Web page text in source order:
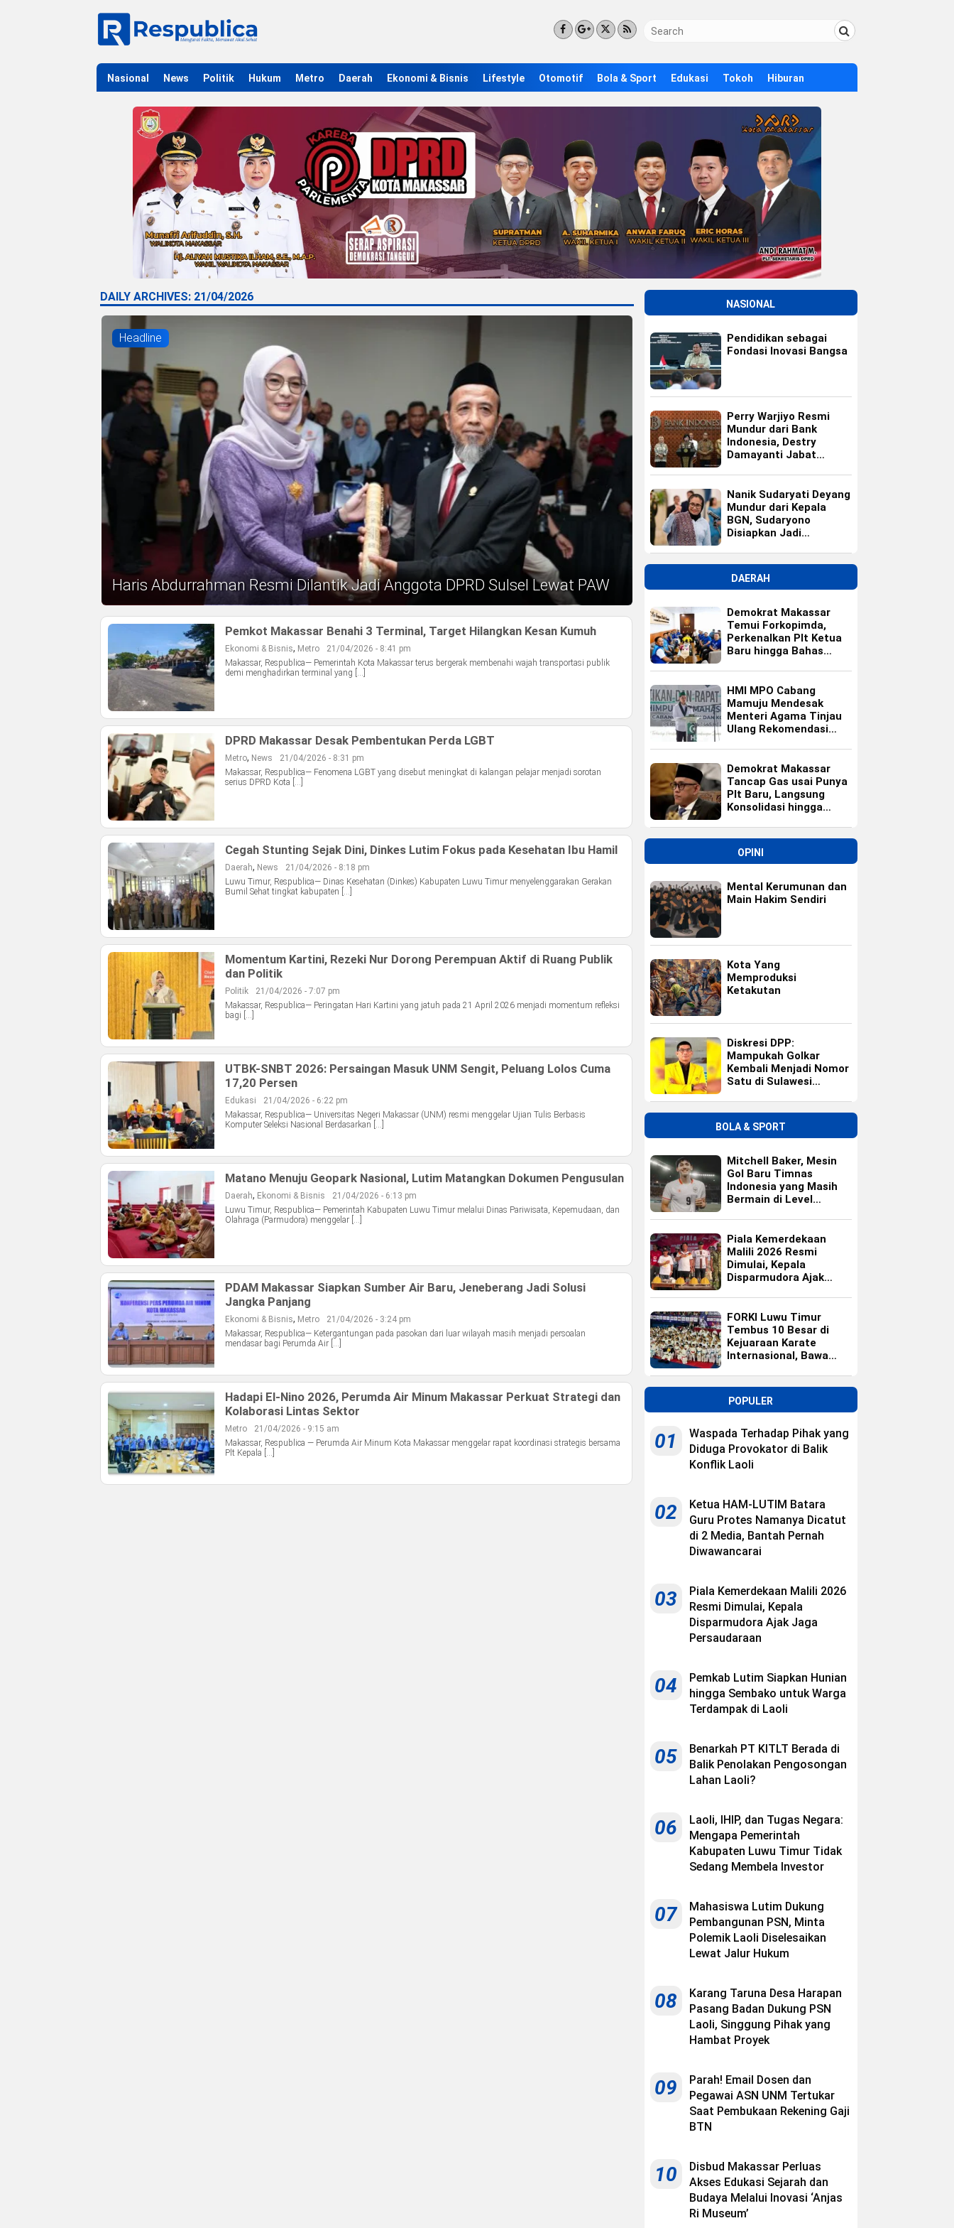
Nasional News Politik Hukum Metro Daerah Ekonomi & Bisnis Lifestyle Otomotif Bola & Sport Edukasi Tokoh Hiburan
DAILY ARCHIVES: 21/04/2026
Headline
Haris Abdurrahman Resmi Dilantik Jadi Anggota DPRD Sulsel Lewat PAW
Pemkot Makassar Benahi 3 Terminal, Target Hilangkan Kesan Kumuh
Ekonomi & Bisnis, Metro
21/04/2026 - 8:41 pm
Makassar, Respublica— Pemerintah Kota Makassar terus bergerak membenahi wajah transportasi publik
demi menghadirkan terminal yang […]
DPRD Makassar Desak Pembentukan Perda LGBT
Metro, News
21/04/2026 - 8:31 pm
Makassar, Respublica— Fenomena LGBT yang disebut meningkat di kalangan pelajar menjadi sorotan
serius DPRD Kota […]
Cegah Stunting Sejak Dini, Dinkes Lutim Fokus pada Kesehatan Ibu Hamil
Daerah, News
21/04/2026 - 8:18 pm
Luwu Timur, Respublica— Dinas Kesehatan (Dinkes) Kabupaten Luwu Timur menyelenggarakan Gerakan
Bumil Sehat tingkat kabupaten […]
Momentum Kartini, Rezeki Nur Dorong Perempuan Aktif di Ruang Publik
dan Politik
Politik
21/04/2026 - 7:07 pm
Makassar, Respublica— Peringatan Hari Kartini yang jatuh pada 21 April 2026 menjadi momentum refleksi
bagi […]
UTBK-SNBT 2026: Persaingan Masuk UNM Sengit, Peluang Lolos Cuma
17,20 Persen
Edukasi
21/04/2026 - 6:22 pm
Makassar, Respublica— Universitas Negeri Makassar (UNM) resmi menggelar Ujian Tulis Berbasis
Komputer Seleksi Nasional Berdasarkan […]
Matano Menuju Geopark Nasional, Lutim Matangkan Dokumen Pengusulan
Daerah, Ekonomi & Bisnis
21/04/2026 - 6:13 pm
Luwu Timur, Respublica— Pemerintah Kabupaten Luwu Timur melalui Dinas Pariwisata, Kepemudaan, dan
Olahraga (Parmudora) menggelar […]
PDAM Makassar Siapkan Sumber Air Baru, Jeneberang Jadi Solusi
Jangka Panjang
Ekonomi & Bisnis, Metro
21/04/2026 - 3:24 pm
Makassar, Respublica— Ketergantungan pada pasokan dari luar wilayah masih menjadi persoalan
mendasar bagi Perumda Air […]
Hadapi El-Nino 2026, Perumda Air Minum Makassar Perkuat Strategi dan
Kolaborasi Lintas Sektor
Metro
21/04/2026 - 9:15 am
Makassar, Respublica — Perumda Air Minum Kota Makassar menggelar rapat koordinasi strategis bersama
Plt Kepala […]
NASIONAL
Pendidikan sebagai
Fondasi Inovasi Bangsa
Perry Warjiyo Resmi
Mundur dari Bank
Indonesia, Destry
Damayanti Jabat
Nanik Sudaryati Deyang
Mundur dari Kepala
BGN, Sudaryono
Disiapkan Jadi
DAERAH
Demokrat Makassar
Temui Forkopimda,
Perkenalkan Plt Ketua
Baru hingga Bahas
HMI MPO Cabang
Mamuju Mendesak
Menteri Agama Tinjau
Ulang Rekomendasi
Demokrat Makassar
Tancap Gas usai Punya
Plt Baru, Langsung
Konsolidasi hingga
OPINI
Mental Kerumunan dan
Main Hakim Sendiri
Kota Yang
Memproduksi
Ketakutan
Diskresi DPP:
Mampukah Golkar
Kembali Menjadi Nomor
Satu di Sulawesi
BOLA & SPORT
Mitchell Baker, Mesin
Gol Baru Timnas
Indonesia yang Masih
Bermain di Level
Piala Kemerdekaan
Malili 2026 Resmi
Dimulai, Kepala
Disparmudora Ajak
FORKI Luwu Timur
Tembus 10 Besar di
Kejuaraan Karate
Internasional, Bawa
POPULER
01
Waspada Terhadap Pihak yang
Diduga Provokator di Balik
Konflik Laoli
02
Ketua HAM-LUTIM Batara
Guru Protes Namanya Dicatut
di 2 Media, Bantah Pernah
Diwawancarai
03
Piala Kemerdekaan Malili 2026
Resmi Dimulai, Kepala
Disparmudora Ajak Jaga
Persaudaraan
04
Pemkab Lutim Siapkan Hunian
hingga Sembako untuk Warga
Terdampak di Laoli
05
Benarkah PT KITLT Berada di
Balik Penolakan Pengosongan
Lahan Laoli?
06
Laoli, IHIP, dan Tugas Negara:
Mengapa Pemerintah
Kabupaten Luwu Timur Tidak
Sedang Membela Investor
07
Mahasiswa Lutim Dukung
Pembangunan PSN, Minta
Polemik Laoli Diselesaikan
Lewat Jalur Hukum
08
Karang Taruna Desa Harapan
Pasang Badan Dukung PSN
Laoli, Singgung Pihak yang
Hambat Proyek
09
Parah! Email Dosen dan
Pegawai ASN UNM Tertukar
Saat Pembukaan Rekening Gaji
BTN
10
Disbud Makassar Perluas
Akses Edukasi Sejarah dan
Budaya Melalui Inovasi ‘Anjas
Ri Museum’